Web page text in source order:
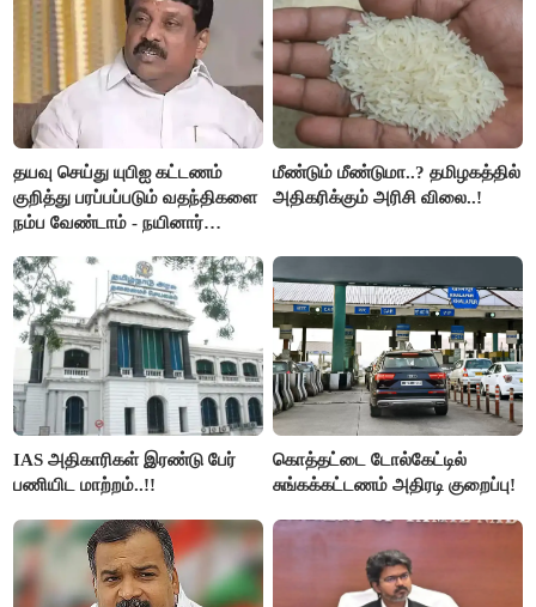
தயவு செய்து யுபிஐ கட்டணம்
குறித்து பரப்பப்படும் வதந்திகளை
நம்ப வேண்டாம் - நயினார்
மீண்டும் மீண்டுமா..? தமிழகத்தில்
அதிகரிக்கும் அரிசி விலை..!
IAS அதிகாரிகள் இரண்டு பேர்
பணியிட மாற்றம்..!!
கொத்தட்டை டோல்கேட்டில்
சுங்கக்கட்டணம் அதிரடி குறைப்பு!